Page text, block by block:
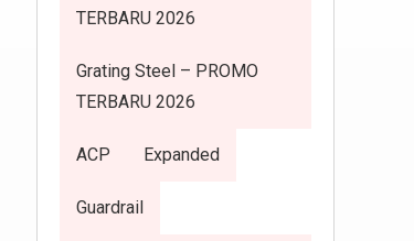
TERBARU 2026
Grating Steel – PROMO
TERBARU 2026
ACP Expanded
Guardrail